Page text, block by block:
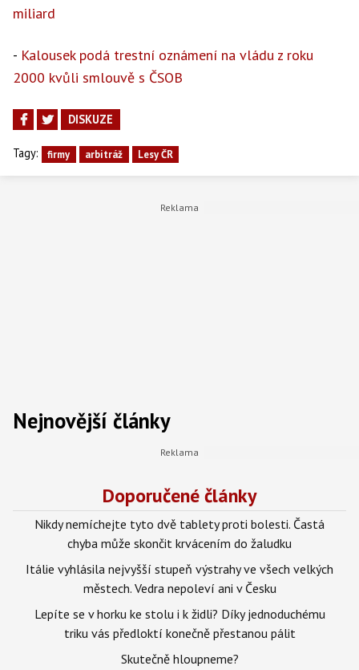
miliard
- Kalousek podá trestní oznámení na vládu z roku
2000 kvůli smlouvě s ČSOB
DISKUZE
Tagy: firmy arbitráž Lesy ČR
Nejnovější články
Doporučené články
Nikdy nemíchejte tyto dvě tablety proti bolesti. Častá
chyba může skončit krvácením do žaludku
Itálie vyhlásila nejvyšší stupeň výstrahy ve všech velkých
městech. Vedra nepoleví ani v Česku
Lepíte se v horku ke stolu i k židli? Díky jednoduchému
triku vás předloktí konečně přestanou pálit
Skutečně hloupneme?